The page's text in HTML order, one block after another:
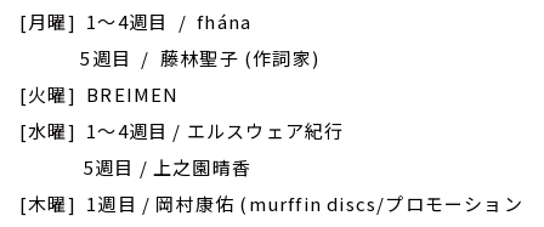
[月曜] 1～4週目 / fhána
5週目 / 藤林聖子 (作詞家)
[火曜] BREIMEN
[水曜] 1～4週目 / エルスウェア紀行
5週目 / 上之園晴香
[木曜] 1週目 / 岡村康佑 (murffin discs/プロモーション